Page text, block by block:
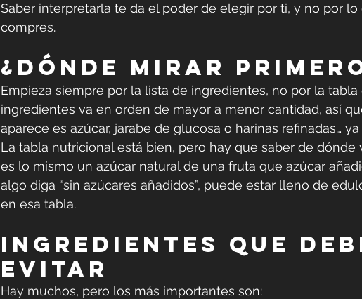
Saber interpretarla te da el poder de elegir por ti, y no por
compres.
¿Dónde mirar
Empieza siempre por la lista de ingredientes, no por la tabla
ingredientes va en orden de mayor a menor cantidad, así
aparece es azúcar, jarabe de glucosa o harinas refinadas…
La tabla nutricional está bien, pero hay que saber de dónde
es lo mismo un azúcar natural de una fruta que azúcar
algo diga “sin azúcares añadidos”, puede estar lleno de
en esa tabla.
Ingredientes que
evitar
Hay muchos, pero los más importantes son: